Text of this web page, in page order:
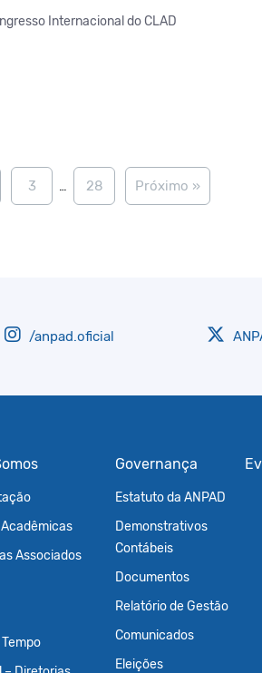
Internacional do CLAD
3 … 28 Próximo »
/anpad.oficial
Associados
Governança
Estatuto da ANPAD
Demonstrativos
Contábeis
Documentos
Relatório de Gestão
Comunicados
Eleições